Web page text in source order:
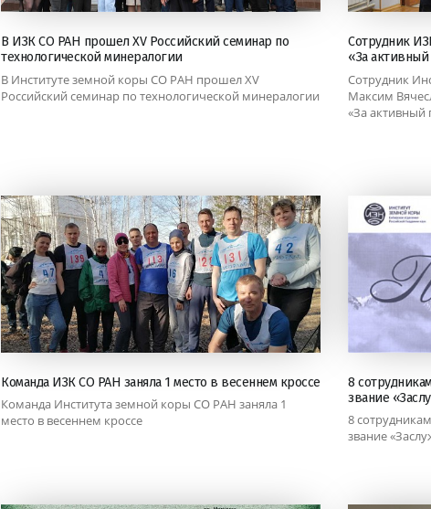
В ИЗК СО РАН прошел XV Российский семинар по
технологической минералогии
В Институте земной коры СО РАН прошел XV
Российский семинар по технологической минералогии
Сотрудник
«За
Сотрудник
Максим
«За активный
Команда ИЗК СО РАН заняла 1 место в весеннем кроссе
Команда Института земной коры СО РАН заняла 1
место в весеннем кроссе
8
звание
8
звание